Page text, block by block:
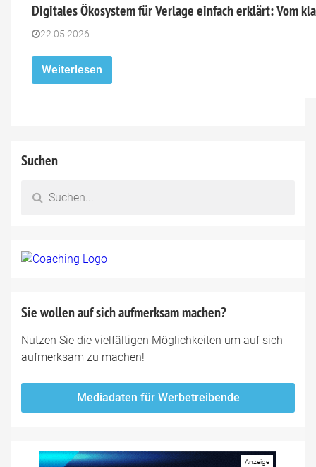
Digitales Ökosystem für Verlage einfach erklärt: Vom
22.05.2026
Weiterlesen
Suchen
Sie wollen auf sich aufmerksam machen?
Nutzen Sie die vielfältigen Möglichkeiten um auf sich
aufmerksam zu machen!
Mediadaten für Werbetreibende